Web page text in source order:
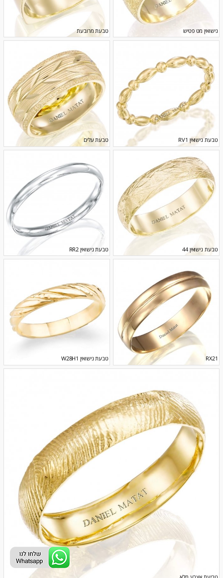
טבעת מרובעת נישואין מט פטיש
טבעת עלים טבעת נישואין RV1
טבעת נישואין RR2 טבעת נישואין 44
טבעת נישואין W28H1 RX21